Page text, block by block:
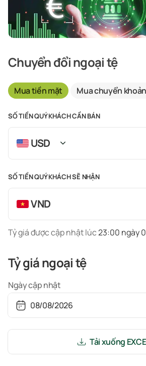
Chuyển đổi ngoại tệ
Mua tiền mặt Mua chuyển khoản
SỐ TIỀN QUÝ KHÁCH CẦN BÁN
USD
SỐ TIỀN QUÝ KHÁCH SẼ NHẬN
VND
Tỷ giá được cập nhật lúc23:00 ngày
Tỷ giá ngoại tệ
Ngày cập nhật
Tải xuống